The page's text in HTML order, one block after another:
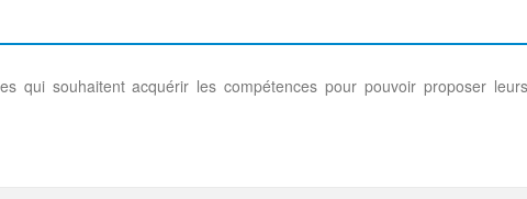
qui souhaitent acquérir les compétences pour pouvoir proposer